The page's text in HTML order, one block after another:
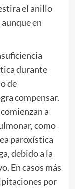
el anillo
en
durante
de
compensar.
a
como
paroxística
debido a la
En casos más
por